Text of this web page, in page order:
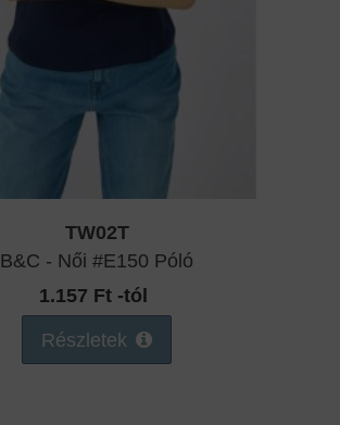
TW02T
B&C - Női #E150 Póló
1.157 Ft -tól
Részletek